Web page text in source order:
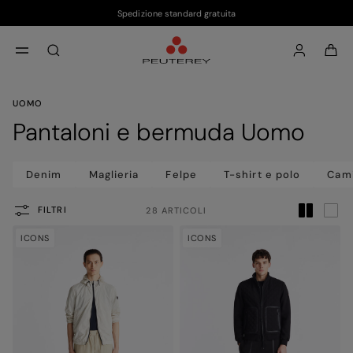
Spedizione standard gratuita
UOMO
Pantaloni e bermuda Uomo
Denim Maglieria Felpe T-shirt e polo
FILTRI 28 ARTICOLI
ICONS ICONS